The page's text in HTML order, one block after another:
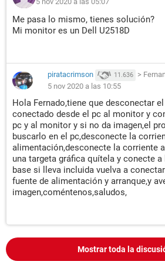
Me pasa lo mismo, tienes solución?
Mi monitor es un Dell U2518D
piratacrimson 11.636 >
5 nov 2020 a las 10:55
Hola Fernado,tiene que desconectar
conectado desde el pc al monitor y
pc y al monitor y si no da imagen,el
buscarlo en el pc,desconecte la
alimentación,desconecte la corriente
una targeta gráfica quítela y conecte
base si lleva incluida vuelva a
fuente de alimentación y arranque,y
imagen,coméntenos,saludos,
Mostrar toda la